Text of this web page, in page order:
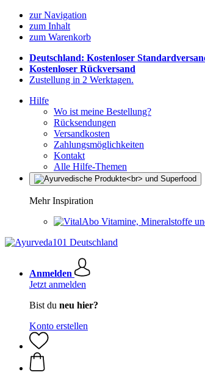
zur Navigation
zum Inhalt
zum Warenkorb
Deutschland: Kostenloser
Kostenloser Rückversand
Zustellung in 2 Werktagen.
Hilfe
Wo ist meine Bestellung?
Rücksendungen
Versandkosten
Zahlungsmöglichkeiten
Kontakt
Alle Hilfe-Themen
Mehr Inspiration
Vitamine, Mineralstoffe
Anmelden
Jetzt anmelden
Bist du neu hier?
Konto erstellen